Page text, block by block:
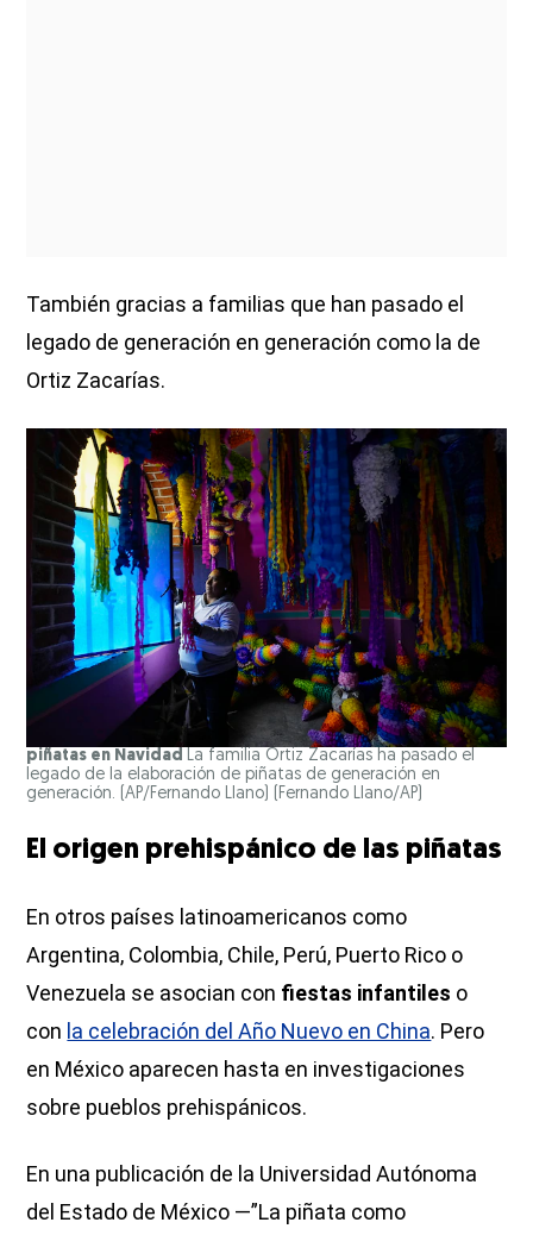
También gracias a familias que han pasado el
legado de generación en generación como la de
Ortiz Zacarías.
piñatas en Navidad La familia Ortiz Zacarías ha pasado el
legado de la elaboración de piñatas de generación en
generación. (AP/Fernando Llano)
(Fernando Llano/AP)
El origen prehispánico de las piñatas
En otros países latinoamericanos como
Argentina, Colombia, Chile, Perú, Puerto Rico o
Venezuela se asocian con fiestas infantiles o
con la celebración del Año Nuevo en China. Pero
en México aparecen hasta en investigaciones
sobre pueblos prehispánicos.
En una publicación de la Universidad Autónoma
del Estado de México —”La piñata como